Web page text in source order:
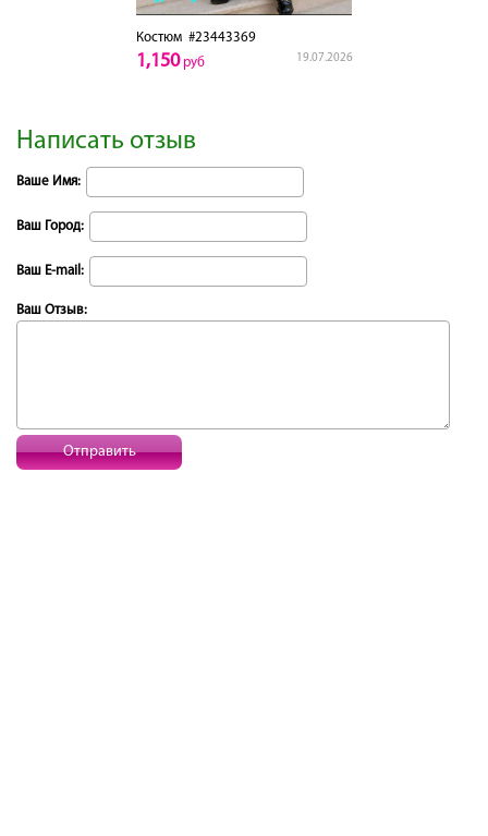
Костюм#23443369
19.07.2026
1,150руб
Написать отзыв
Ваше Имя:
Ваш Город:
Ваш E-mail:
Ваш Отзыв:
Отправить